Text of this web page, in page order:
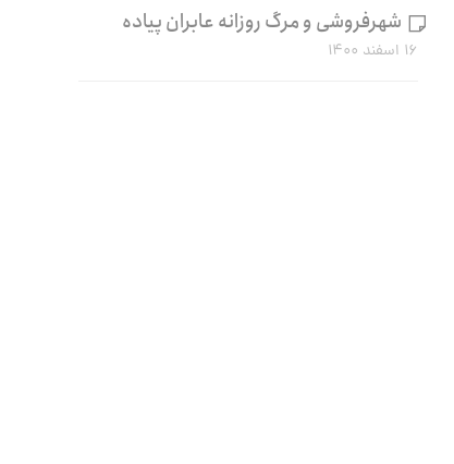
شهرفروشی و مرگ روزانه عابران پیاده
۱۶ اسفند ۱۴۰۰